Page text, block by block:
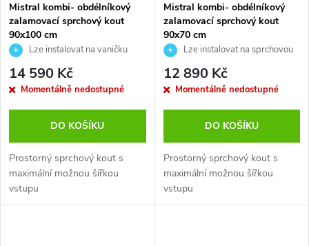
Mistral kombi- obdélníkový
zalamovací sprchový kout
90x100 cm
Lze instalovat na vaničku
nebo přímo na podlahu. Výška
koutu je 190 cm.
14 590 Kč
Momentálně nedostupné
DO KOŠÍKU
Prostorný sprchový kout s
maximální možnou šířkou
vstupu
Mistral kombi- obdélníkový
zalamovací sprchový kout
90x70 cm
Lze instalovat na sprchovou
vaničku, nebo přímo na dlažbu
12 890 Kč
Momentálně nedostupné
DO KOŠÍKU
Prostorný sprchový kout s
maximální možnou šířkou
vstupu